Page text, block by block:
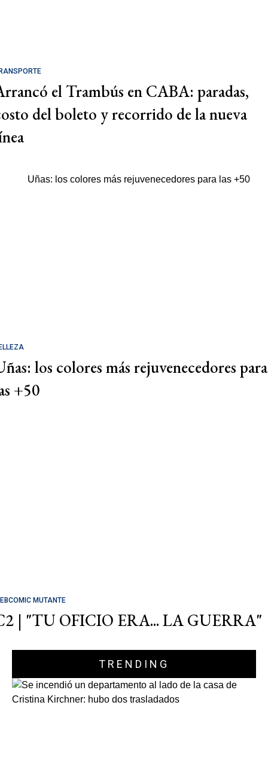
el Trambús en CABA: paradas,
del boleto y recorrido de la nueva
los colores más rejuvenecedores para
+50
MUTANTE
| "TU OFICIO ERA... LA GUERRA"
TRENDING